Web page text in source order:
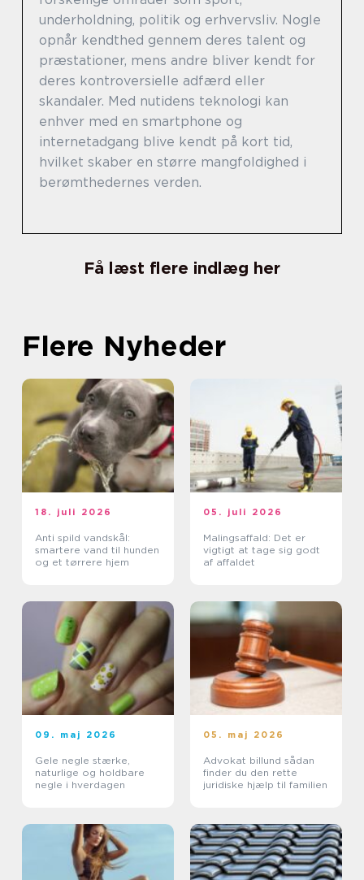
underholdning, politik og erhvervsliv. Nogle
opnår kendthed gennem deres talent og
præstationer, mens andre bliver kendt for
deres kontroversielle adfærd eller
skandaler. Med nutidens teknologi kan
enhver med en smartphone og
internetadgang blive kendt på kort tid,
hvilket skaber en større mangfoldighed i
berømthedernes verden.
Få læst flere indlæg her
Flere Nyheder
18. juli 2026
Anti spild vandskål:
smartere vand til hunden
og et tørrere hjem
05. juli 2026
Malingsaffald: Det er
vigtigt at tage sig godt
af affaldet
09. maj 2026
Gele negle stærke,
naturlige og holdbare
negle i hverdagen
05. maj 2026
Advokat billund sådan
finder du den rette
juridiske hjælp til familien